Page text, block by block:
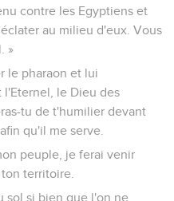
contre les Egyptiens et
au milieu d'eux. Vous
»
le pharaon et lui
l'Eternel, le Dieu des
tu de t'humilier devant
qu'il me serve.
peuple, je ferai venir
territoire.
sol si bien que l'on ne